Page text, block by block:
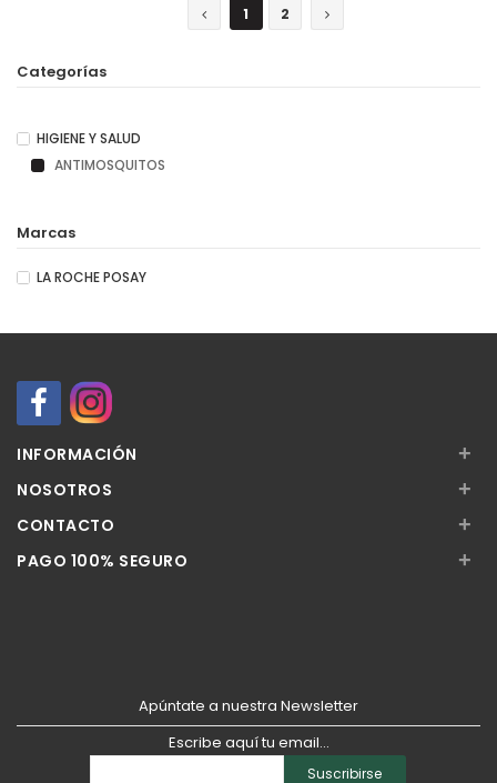
1
2
Categorías
HIGIENE Y SALUD
ANTIMOSQUITOS
Marcas
LA ROCHE POSAY
INFORMACIÓN +
NOSOTROS +
CONTACTO +
PAGO 100% SEGURO +
Apúntate a nuestra Newsletter
Escribe aquí tu email...
Suscribirse